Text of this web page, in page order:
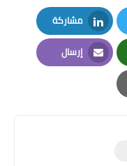
مشاركة
LinkedIn
إرسال
Email